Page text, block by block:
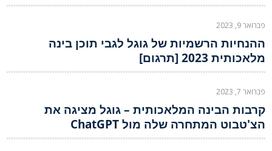
פברואר 9, 2023
ההנחיות הרשמיות של גוגל לגבי תוכן בינה
מלאכותית 2023 [תרגום]
פברואר 7, 2023
קרבות הבינה המלאכותית – גוגל מציגה את
הצ'טבוט המתחרה שלה מול ChatGPT